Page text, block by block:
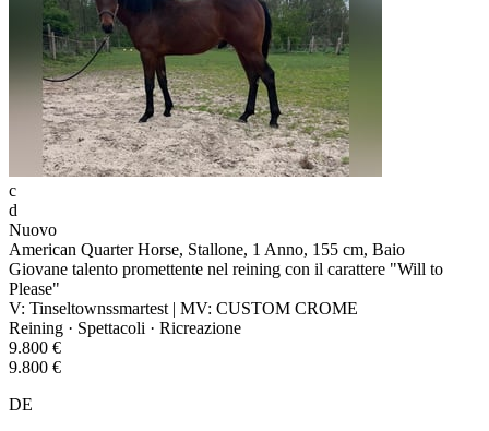
c
d
Nuovo
American Quarter Horse, Stallone, 1 Anno, 155 cm, Baio
Giovane talento promettente nel reining con il carattere "Will to
Please"
V: Tinseltownssmartest | MV: CUSTOM CROME
Reining · Spettacoli · Ricreazione
9.800 €
9.800 €
DE